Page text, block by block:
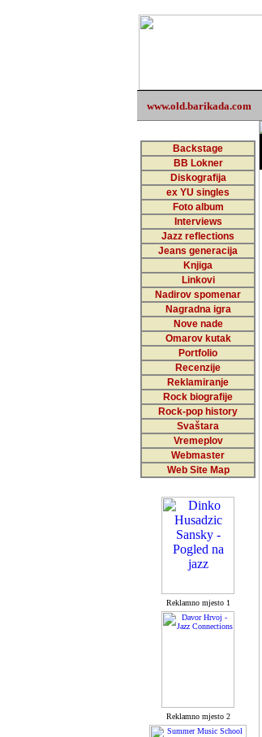
www.old.barikada.com
Backstage
BB Lokner
Diskografija
ex YU singles
Foto album
Interviews
Jazz reflections
Jeans generacija
Knjiga
Linkovi
Nadirov spomenar
Nagradna igra
Nove nade
Omarov kutak
Portfolio
Recenzije
Reklamiranje
Rock biografije
Rock-pop history
Svaštara
Vremeplov
Webmaster
Web Site Map
Reklamno mjesto 1
Reklamno mjesto 2